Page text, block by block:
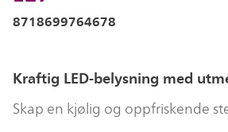
8718699764678
Kraftig LED-belysning med
Skap en kjølig og oppfriskende